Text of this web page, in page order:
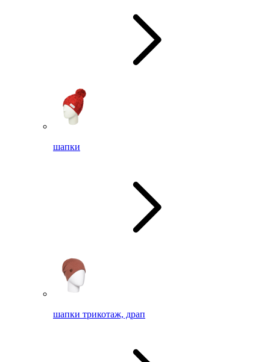
шапки
шапки трикотаж, драп